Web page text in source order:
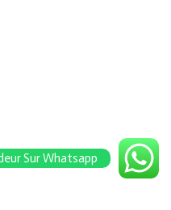
Sur Whatsapp